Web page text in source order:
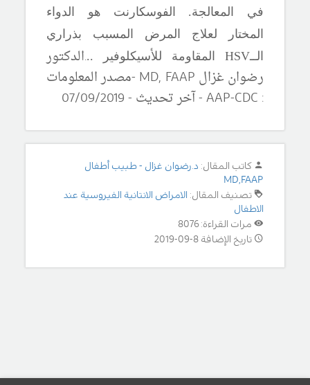
في المعالجة. الفوسكارنت هو الدواء
المختار لعلاج المرض المسبب بذراري
الــHSV المقاومة للأسيكلوفير ..
.الدكتور
رضوان غزال MD, FAAP -مصدر المعلومات
:
AAP-CDC
-آخر تحديث - 7/09/2019
كاتب المقال: د.رضوان غزال - طبيب أطفال
MD,FAAP
تصنيف المقال: الامراض الانتانية الفيروسية عند
الاطفال
مرات القراءة: 8076
تاريخ الإضافة 8-09-2019